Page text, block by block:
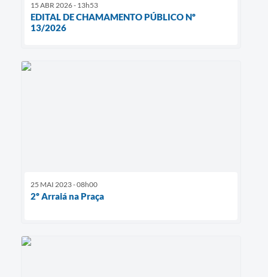
15 ABR 2026 - 13h53
EDITAL DE CHAMAMENTO PÚBLICO Nº
13/2026
25 MAI 2023 - 08h00
2º Arraiá na Praça